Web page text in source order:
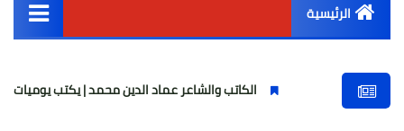
الرئيسية
أخبار مصر
الكاتب والشاعر عماد الدين محمد | يكتب يوميات شاعر وقصيدة :